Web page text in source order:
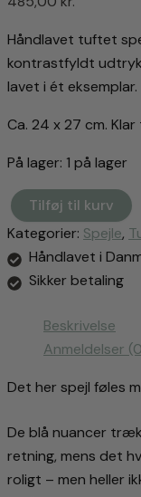
Håndlavet tuftet
kontrastfyldt udtryk
lavet i ét eksemplar.
Ca. 24 x 27 cm.
På lager: 1 på lager
Tuftet
spejl
i
garnrester
#
Tilføj til kurv
Kategorier: Spejle,
Håndlavet i
Sikker betaling
Beskrivelse
Anmeldelser
Det her spejl føles
De blå nuancer
retning, mens det
roligt – men heller